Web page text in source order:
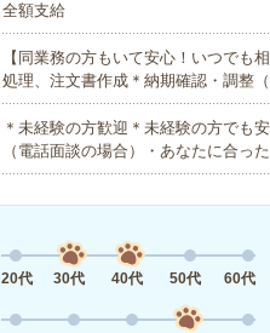
全額支給
【同業務の方もいて安心！いつでも
処理、注文書作成＊納期確認・調整
＊未経験の方歓迎＊未経験の方でも
（電話面談の場合）・あなたに合っ
20代
30代 40代 50代 60代